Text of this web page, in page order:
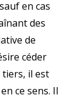
en cas
des
de
céder
il est
ce sens. Il